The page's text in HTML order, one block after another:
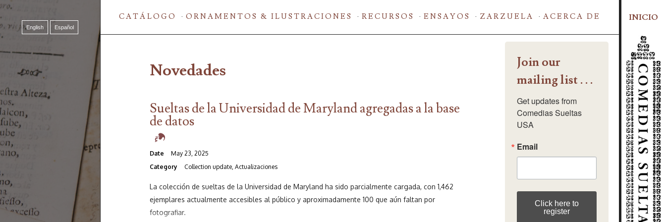
CATÁLOGO ORNAMENTOS & ILUSTRACIONES RECURSOS ENSAYOS ZARZUELA ACERCA DE
English Español
INICIO
Novedades
Sueltas de la Universidad de Maryland agregadas a la base
de datos
Date
May 23, 2025
Category
Collection update, Actualizaciones
La colección de sueltas de la Universidad de Maryland ha sido parcialmente cargada, con 1,462
ejemplares actualmente accesibles al público y aproximadamente 100 que aún faltan por
fotografiar.
Join our
mailing list . . .
Get updates from
Comedias Sueltas
USA
Email
Click here to
register